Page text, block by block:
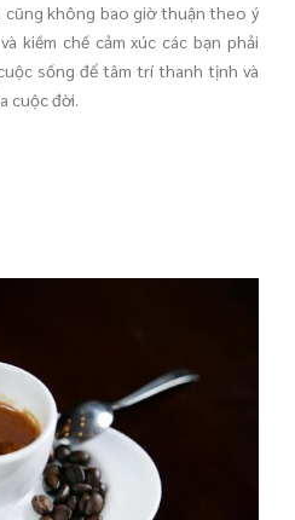
không bao giờ thuận theo ý
kiềm chế cảm xúc các bạn phải
sống để tâm trí thanh tịnh và
cuộc đời.